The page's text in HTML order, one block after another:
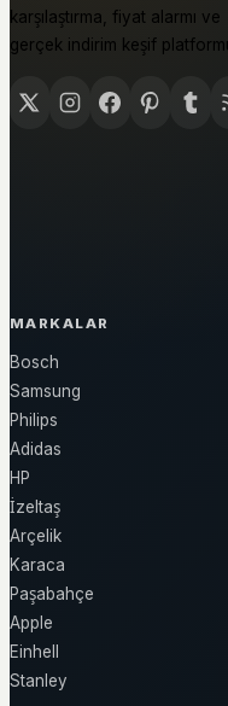
karşılaştırma, fiyat alarmı ve
gerçek indirim keşif
MARKALAR
Bosch
Samsung
Philips
Adidas
HP
İzeltaş
Arçelik
Karaca
Paşabahçe
Apple
Einhell
Stanley